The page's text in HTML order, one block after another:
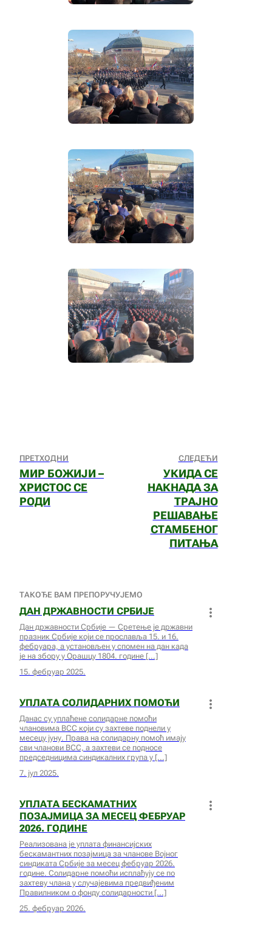
ПРЕТХОДНИ
МИР БОЖИЈИ –
ХРИСТОС СЕ
РОДИ
СЛЕДЕЋИ
УКИДА СЕ
НАКНАДА ЗА
ТРАЈНО
РЕШАВАЊЕ
СТАМБЕНОГ
ПИТАЊА
ТАКОЂЕ ВАМ ПРЕПОРУЧУЈЕМО
ДАН ДРЖАВНОСТИ СРБИЈЕ
Дан државности Србије — Сретење је државни
празник Србије који се прославља 15. и 16.
фебруара, а установљен у спомен на дан када
је на збору у Орашцу 1804. године
15. фебруар 2025.
УПЛАТА СОЛИДАРНИХ ПОМОЋИ
Данас су уплаћене солидарне помоћи
члановима ВСС који су захтеве поднели у
месецу јуну. Права на солидарну помоћ имају
сви чланови ВСС, а захтеви се подносе
председницима синдикалних група у
7. јул 2025.
УПЛАТА БЕСКАМАТНИХ
ПОЗАЈМИЦА ЗА МЕСЕЦ ФЕБРУАР
2026. ГОДИНЕ
Реализована је уплата финансијских
бескамантних позајмица за чланове Војног
синдиката Србије за месец фебруар 2026.
године. Солидарне помоћи исплаћују се по
захтеву члана у случајевима предвиђеним
Правилником о фонду солидарности
25. фебруар 2026.